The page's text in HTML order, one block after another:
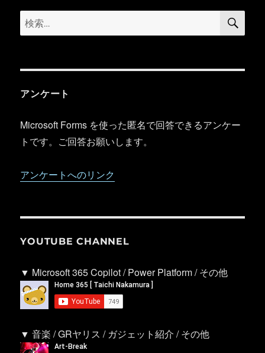
検
索:
検
アンケート
Microsoft Forms を使った匿名で回答できるアンケー
トです。ご回答お願いします。
アンケートへのリンク
YOUTUBE CHANNEL
▼ Microsoft 365 Copilot / Power Platform / その他
▼ 音楽 / GRヤリス / ガジェット紹介 / その他